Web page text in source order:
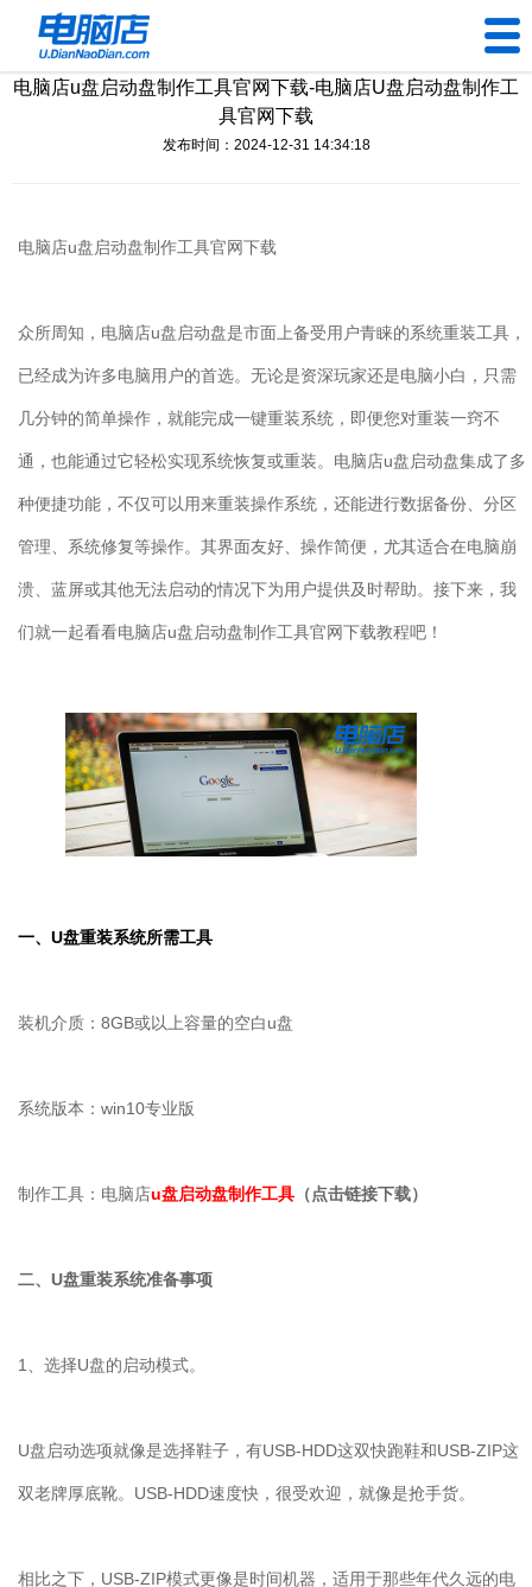
U盘工具
电脑问题
电脑店u盘启动盘制作工具官网下载-电脑店U盘启动盘制作工
具官网下载
发布时间：2024-12-31 14:34:18
电脑店u盘启动盘制作工具官网下载
众所周知，电脑店u盘启动盘是市面上备受用户青睐的系统重装工具，
已经成为许多电脑用户的首选。无论是资深玩家还是电脑小白，只需
几分钟的简单操作，就能完成一键重装系统，即便您对重装一窍不
通，也能通过它轻松实现系统恢复或重装。电脑店u盘启动盘集成了多
种便捷功能，不仅可以用来重装操作系统，还能进行数据备份、分区
管理、系统修复等操作。其界面友好、操作简便，尤其适合在电脑崩
溃、蓝屏或其他无法启动的情况下为用户提供及时帮助。接下来，我
们就一起看看电脑店u盘启动盘制作工具官网下载教程吧！
一、 U盘重装系统所需工具
装机介质：8GB或以上容量的空白u盘
系统版本：win10专业版
制作工具：电脑店u盘启动盘制作工具 （点击链接下载）
二、U盘重装系统准备事项
1、选择U盘的启动模式。
U盘启动选项就像是选择鞋子，有USB-HDD这双快跑鞋和USB-ZIP这
双老牌厚底靴。USB-HDD速度快，很受欢迎，就像是抢手货。
相比之下，USB-ZIP模式更像是时间机器，适用于那些年代久远的电